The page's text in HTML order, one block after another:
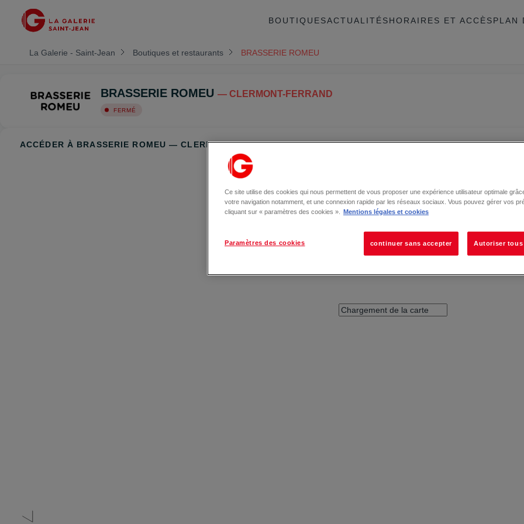
BOUTIQUESACTUALITÉSHORAIRES ET ACCÈSPLAN
La Galerie - Saint-Jean Boutiques et restaurants BRASSERIE ROMEU
BRASSERIE ROMEU — CLERMONT-FERRAND
FERMÉ
ACCÉDER À BRASSERIE ROMEU — CLERMONT-FERRAND
Ce site utilise des cookies qui nous permettent de vous proposer une expérience utilisateur optimale
votre navigation notamment, et une connexion rapide par les réseaux sociaux. Vous pouvez gérer vos
cliquant sur « paramètres des cookies ».
Mentions légales et cookies
Paramètres des cookies continuer sans accepter Autoriser